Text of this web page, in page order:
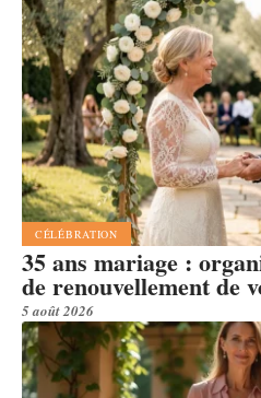
CÉLÉBRATION
35 ans mariage :
de renouvellement de
5 août 2026